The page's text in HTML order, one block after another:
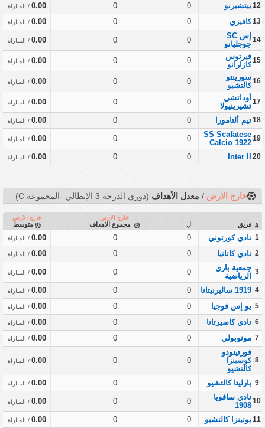
12 بيتشيرنو 0
0
0.00 / المباراة
13كافيزي 0
0
0.00 / المباراة
14
إس SC
جوجليانو
0
0
0.00 / المباراة
15فيرتوس
كازارانو
0
0
0.00 / المباراة
16سورينتو
كالتشيو
0
0
0.00 / المباراة
17 أوداتشي
تشيرينيولا
0
0
0.00 / المباراة
18تيم ألتامورا 0
0
0.00 / المباراة
19
SS Scafatese
Calcio 1922
0
0
0.00 / المباراة
20
Inter II
0
0
0.00 / المباراة
خارج الارض / معدل الأهداف (دوري الدرجة 3 الإيطالي -المجموعة C)
# فريق ل
خارج الارض
مجموع الاهداف
خارج الارض
متوسط
1 نادي كورتوني 0
0
0.00 / المباراة
2 نادي كاتانيا 0
0
0.00 / المباراة
3 جمعية باري
الرياضية
0
0
0.00 / المباراة
4 1919 ساليرنيتانا 0
0
0.00 / المباراة
5 يو إس فوجيا 0
0
0.00 / المباراة
6 نادي كاسيرتانا 0
0
0.00 / المباراة
7 مونوبولي 0
0
0.00 / المباراة
8
فورتينودو
كوسينزا
كالتشيو
0
0
0.00 / المباراة
9 بارليتا كالتشيو 0
0
0.00 / المباراة
10 نادي سافويا
1908
0
0
0.00 / المباراة
11 بوتينزا كالتشيو 0
0
0.00 / المباراة